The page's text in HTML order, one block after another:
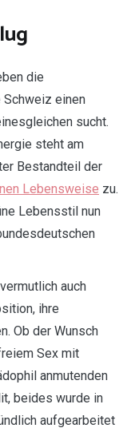
die
Schweiz einen
sucht.
steht am
Bestandteil der
Lebensweise zu.
Lebensstil nun
auch
ihre
Ob der Wunsch
Sex mit
anmutenden
beides wurde in
aufgearbeitet